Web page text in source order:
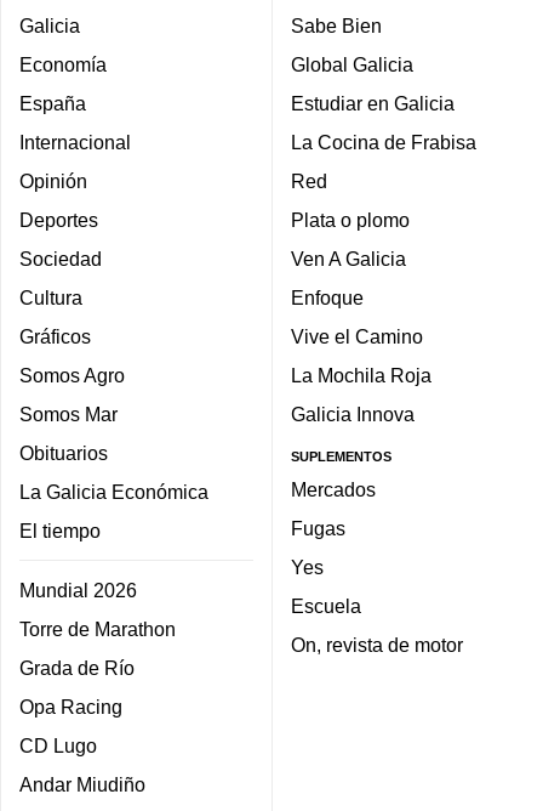
Galicia
Economía
España
Internacional
Opinión
Deportes
Sociedad
Cultura
Gráficos
Somos Agro
Somos Mar
Obituarios
La Galicia Económica
El tiempo
Mundial 2026
Torre de Marathon
Grada de Río
Opa Racing
CD Lugo
Andar Miudiño
Sabe Bien
Global Galicia
Estudiar en Galicia
La Cocina de Frabisa
Red
Plata o plomo
Ven A Galicia
Enfoque
Vive el Camino
La Mochila Roja
Galicia Innova
SUPLEMENTOS
Mercados
Fugas
Yes
Escuela
On, revista de motor